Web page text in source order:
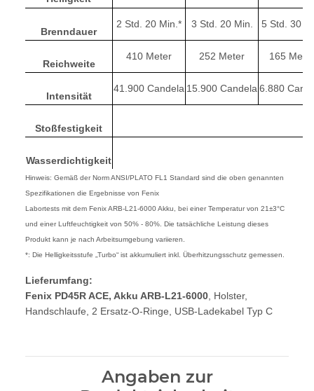
Brenndauer
2 Std. 20 Min.* 3 Std. 20 Min. 5 Std. 30
Reichweite
410 Meter 252 Meter 165 Meter
Intensität
41.900 Candela 15.900 Candela6.880
Stoßfestigkeit
Wasserdichtigkeit
Hinweis: Gemäß der Norm ANSI/PLATO FL1 Standard sind die oben genannten
Spezifikationen die Ergebnisse von Fenix
Labortests mit dem Fenix ARB-L21-6000 Akku, bei einer Temperatur von 21±3°C
und einer Luftfeuchtigkeit von 50% - 80%. Die tatsächliche Leistung dieses
Produkt kann je nach Arbeitsumgebung variieren.
*: Die Helligkeitsstufe „Turbo“ ist akkumuliert inkl. Überhitzungsschutz gemessen.
Lieferumfang:
Fenix PD45R ACE, Akku ARB-L21-6000, Holster,
Handschlaufe, 2 Ersatz-O-Ringe, USB-Ladekabel Typ C
Angaben zur